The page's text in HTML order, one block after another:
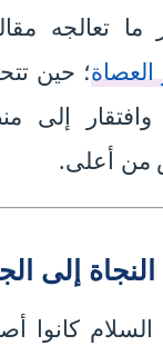
تعالجه
العصاة؛ حين
إلى
من أعلى.
إلى
كانوا